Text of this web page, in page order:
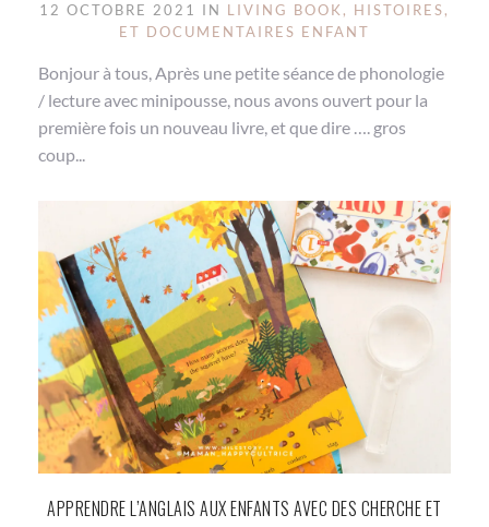
12 OCTOBRE 2021 IN LIVING BOOK, HISTOIRES,
ET DOCUMENTAIRES ENFANT
Bonjour à tous, Après une petite séance de phonologie
/ lecture avec minipousse, nous avons ouvert pour la
première fois un nouveau livre, et que dire …. gros
coup...
APPRENDRE L’ANGLAIS AUX ENFANTS AVEC DES CHERCHE ET